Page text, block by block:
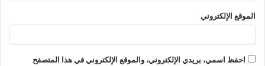
الموقع الإلكتروني
احفظ اسمي، بريدي الإلكتروني، والموقع الإلكتروني في هذا المتصفح